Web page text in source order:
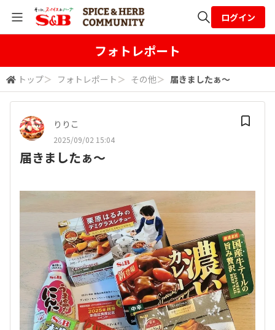
検索
ログイン
フォトレポート
トップ＞ フォトレポート ＞ その他＞ 届きましたぁ〜
りりこ
2025/09/02 15:04
届きましたぁ〜